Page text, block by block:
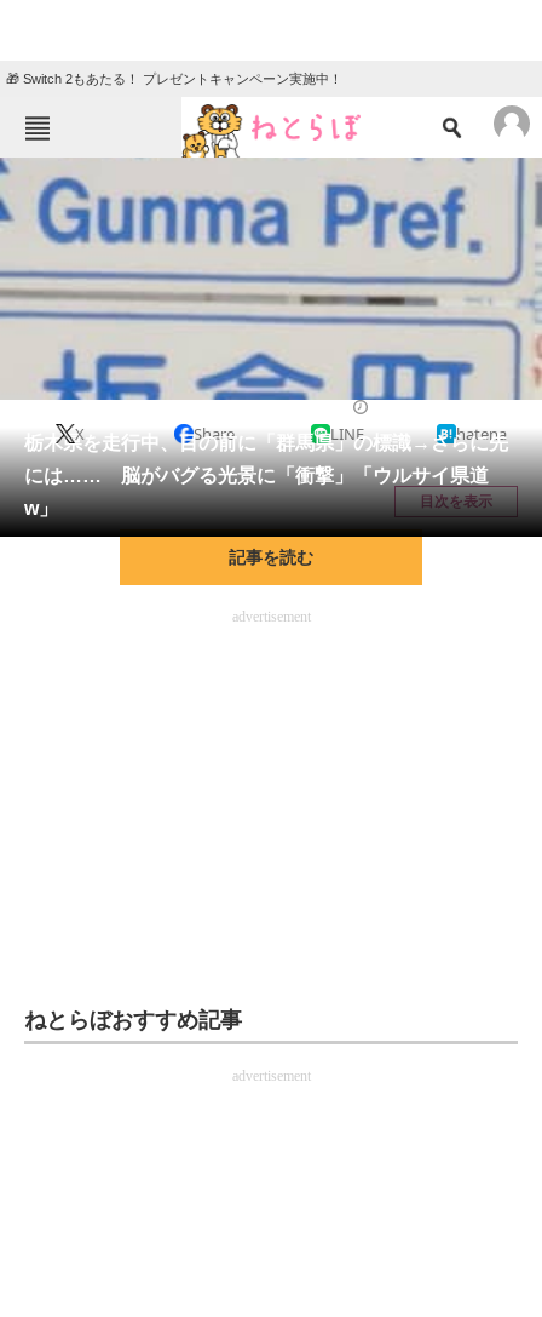
🎁 Switch 2もあたる！ プレゼントキャンペーン実施中！
ねとらぼメニュー
TOP ニュース
エンタメ クイズ
グルメ 地域
動物 リサーチ
会員記事
メディア
注目記事を集めた総合ページ
マーケ×ITの今がよく分かる
栃木県を走行中、目の前に「群馬県」の標識→さらに先
には…… 脳がバグる光景に「衝撃」「ウルサイ県道
w」
X Share LINE hatena
目次を表示
記事を読む
advertisement
ねとらぼおすすめ記事
advertisement